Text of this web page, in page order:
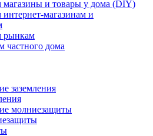
магазины и товары у дома (DIY)
магазинам и
рынкам
частного дома
заземления
молниезащиты